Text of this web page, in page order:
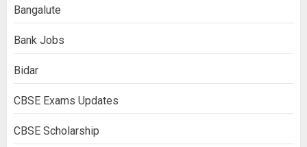
Bangalute
Bank Jobs
Bidar
CBSE Exams Updates
CBSE Scholarship